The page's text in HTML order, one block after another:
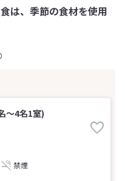
は、季節の食材を使用
～4名1室)
禁煙